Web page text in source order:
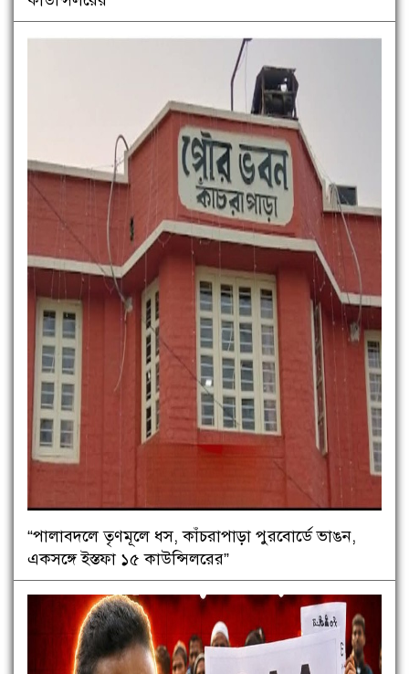
“পালাবদলে তৃণমূলে ধস, কাঁচরাপাড়া পুরবোর্ডে ভাঙন,
একসঙ্গে ইস্তফা ১৫ কাউন্সিলরের”